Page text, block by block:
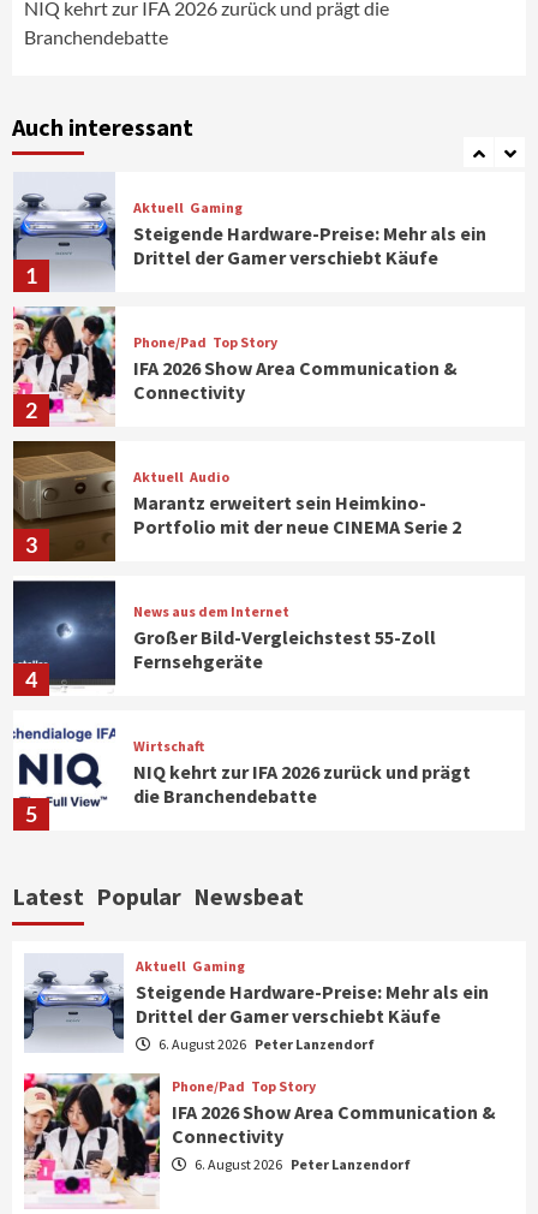
NIQ kehrt zur IFA 2026 zurück und prägt die
Branchendebatte
Auch interessant
6
7
Klimageräte und Ventilatoren
1
Aktuell Gaming
Steigende Hardware-Preise: Mehr als ein
Drittel der Gamer verschiebt Käufe
2
Phone/Pad Top Story
IFA 2026 Show Area Communication &
Connectivity
3
Aktuell Audio
Marantz erweitert sein Heimkino-
Portfolio mit der neue CINEMA Serie 2
4
News aus dem Internet
Großer Bild-Vergleichstest 55-Zoll
Fernsehgeräte
5
Wirtschaft
NIQ kehrt zur IFA 2026 zurück und prägt
die Branchendebatte
6
CHERRY baut Vertriebsteam in
7
Smart Living Top Story
Verbraucher setzen immer mehr auf
Aktuell
Steigende Hardware-Preise: Mehr als ein
Drittel der Gamer verschiebt Käufe
Latest Popular Newsbeat
Aktuell Gaming
Steigende Hardware-Preise: Mehr als ein
Drittel der Gamer verschiebt Käufe
6. August 2026 Peter Lanzendorf
Phone/Pad Top Story
IFA 2026 Show Area Communication &
Connectivity
6. August 2026 Peter Lanzendorf